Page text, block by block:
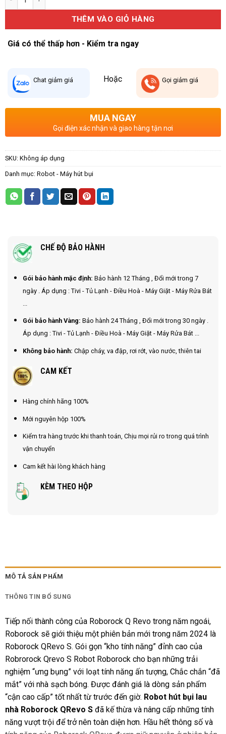
THÊM VÀO GIỎ HÀNG
Giá có thể thấp hơn - Kiểm tra ngay
Chat giảm giá Hoặc Gọigiảm giá
MUA NGAY
Gọi điện xác nhận và giao hàng tận nơi
SKU: Không áp dụng
Danh mục: Robot - Máy hút bụi
CHẾ ĐỘ BẢO HÀNH
Gói bảo hành mặc định: Bảo hành 12 Tháng , Đổi mới trong 7
ngày . Áp dụng : Tivi - Tủ Lạnh - Điều Hoà - Máy Giặt - Máy Rửa Bát
Gói bảo hành Vàng: Bảo hành 24 Tháng , Đổi mới trong 30 ngày .
Áp dụng : Tivi - Tủ Lạnh - Điều Hoà - Máy Giặt - Máy Rửa Bát ...
Không bảo hành: Chập cháy, va đập, rơi rớt, vào nước, thiên tai
CAM KẾT
Hàng chính hãng 100%
Mới nguyên hộp 100%
Kiểm tra hàng trước khi thanh toán, Chịu mọi rủi ro trong quá trình
vận chuyển
Cam kết hài lòng khách hàng
KÈM THEO HỘP
MÔ TẢ SẢN PHẨM
THÔNG TIN BỔ SUNG
Tiếp nối thành công của Roborock Q Revo trong năm ngoái,
Roborock sẽ giới thiệu một phiên bản mới trong năm 2024 là
Roborock QRevo S. Gói gọn “kho tính năng” đỉnh cao của
Robrorock Qrevo S Robot Roborock cho bạn những trải
nghiệm “ưng bụng” với loạt tính năng ấn tượng, Chắc chắn “đã
mắt” với nhà sạch bóng. Được đánh giá là dòng sản phẩm
“cận cao cấp” tốt nhất từ trước đến giờ. Robot hút bụi lau
nhà Roborock QRevo Sđã kế thừa và nâng cấp những tính
năng vượt trội để trở nên toàn diện hơn. Hầu hết thông số và